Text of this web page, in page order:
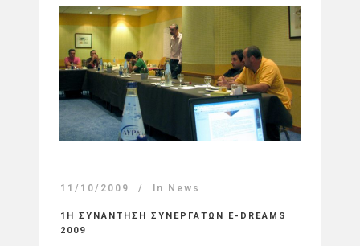
11/10/2009 In News
1Η ΣΥΝΑΝΤΗΣΗ ΣΥΝΕΡΓΑΤΩΝ E-DREAMS
2009